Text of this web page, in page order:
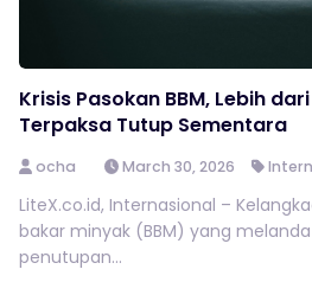
Krisis Pasokan BBM, Lebih
Terpaksa Tutup Sementara
ocha March 30, 2026
LiteX.co.id, Internasional –
bakar minyak (BBM) yang
penutupan...